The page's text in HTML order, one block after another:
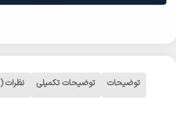
توضیحات توضیحات تکمیلی نظرات (0)